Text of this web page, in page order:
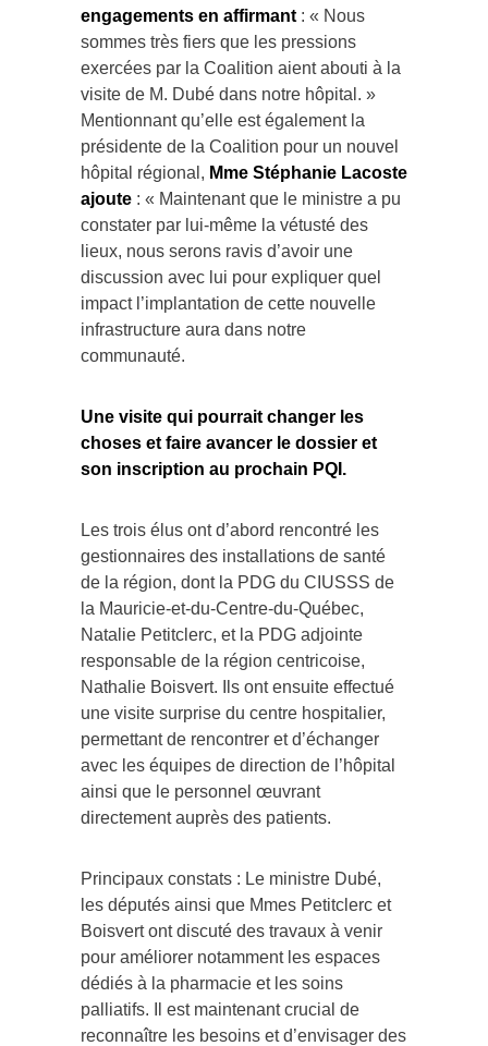
engagements en affirmant : « Nous
sommes très fiers que les pressions
exercées par la Coalition aient abouti à la
visite de M. Dubé dans notre hôpital. »
Mentionnant qu’elle est également la
présidente de la Coalition pour un nouvel
hôpital régional, Mme Stéphanie Lacoste
ajoute : « Maintenant que le ministre a pu
constater par lui-même la vétusté des
lieux, nous serons ravis d’avoir une
discussion avec lui pour expliquer quel
impact l’implantation de cette nouvelle
infrastructure aura dans notre
communauté.
Une visite qui pourrait changer les
choses et faire avancer le dossier et
son inscription au prochain PQI.
Les trois élus ont d’abord rencontré les
gestionnaires des installations de santé
de la région, dont la PDG du CIUSSS de
la Mauricie-et-du-Centre-du-Québec,
Natalie Petitclerc, et la PDG adjointe
responsable de la région centricoise,
Nathalie Boisvert. Ils ont ensuite effectué
une visite surprise du centre hospitalier,
permettant de rencontrer et d’échanger
avec les équipes de direction de l’hôpital
ainsi que le personnel œuvrant
directement auprès des patients.
Principaux constats : Le ministre Dubé,
les députés ainsi que Mmes Petitclerc et
Boisvert ont discuté des travaux à venir
pour améliorer notamment les espaces
dédiés à la pharmacie et les soins
palliatifs. Il est maintenant crucial de
reconnaître les besoins et d’envisager des